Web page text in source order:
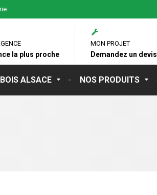
ALSACE NOS PRODUITS
la plus proche
MON PROJET
Demandez un devis